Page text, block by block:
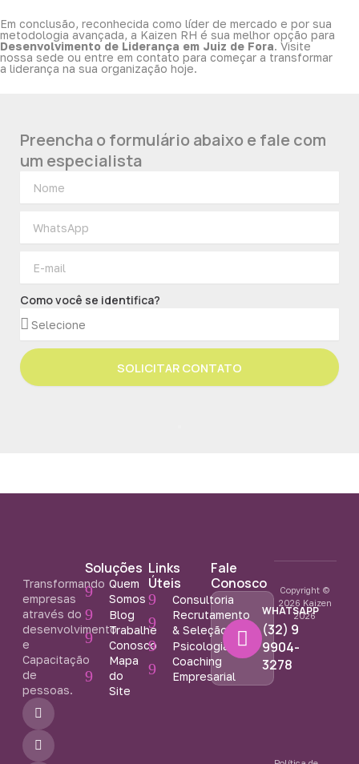
Em conclusão, reconhecida como líder de mercado e por sua
metodologia avançada, a Kaizen RH é sua melhor opção para
Desenvolvimento de Liderança em Juiz de Fora. Visite
nossa sede ou entre em contato para começar a transformar
a liderança na sua organização hoje.
Preencha o formulário abaixo e fale com
um especialista
Como você se identifica?
SOLICITAR CONTATO
Transformando
empresas
através do
desenvolvimento
e
Capacitação
de
pessoas.
F
a
c
e
b
n
s
t
a
Y
o
u
t
u
Soluções
Quem
Somos
Blog
Trabalhe
Conosco
Mapa
do
Site
Links
Úteis
Consultoria
Recrutamento
& Seleção
Psicologia
Coaching
Empresarial
Fale
Conosco
WHATSAPP
(32) 9
9904-
3278
Copyright ©
2026 Kaizen
2026